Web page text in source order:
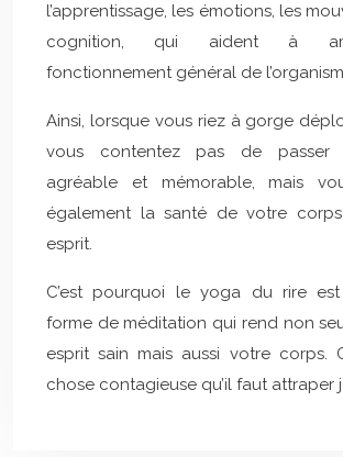
l’apprentissage, les émotions, les
cognition, qui aident à
fonctionnement général de
Ainsi, lorsque vous riez à gorge
vous contentez pas de passer
agréable et mémorable, mais
également la santé de votre
esprit.
C’est pourquoi le yoga du rire
forme de méditation qui rend non
esprit sain mais aussi votre corps.
chose contagieuse qu’il faut attraper